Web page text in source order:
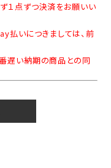
１点ずつ決済をお願いい
払いにつきましては、前
遅い納期の商品との同